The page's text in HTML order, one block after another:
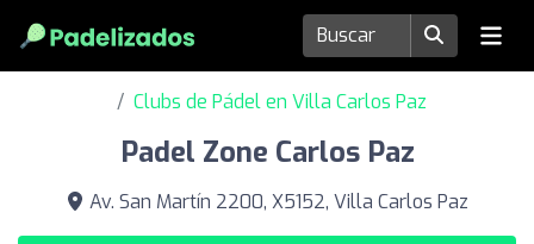
Clubs de Pádel en Villa Carlos Paz
Padel Zone Carlos Paz
Av. San Martín 2200, X5152, Villa Carlos Paz